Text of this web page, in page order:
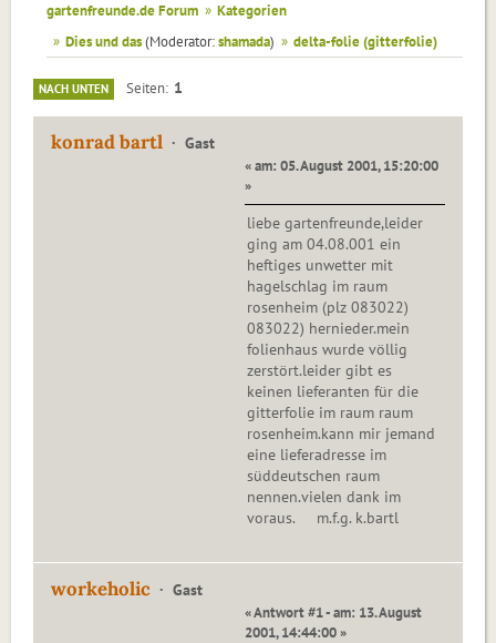
gartenfreunde.de Forum » Kategorien
» Dies und das(Moderator:shamada) » delta-folie (gitterfolie)
NACH UNTEN Seiten 1
konrad bartl Gast
« am: 05. August 2001, 15:20:00
»
liebe gartenfreunde,leider
ging am 04.08.001 ein
heftiges unwetter mit
hagelschlag im raum
rosenheim (plz 083022)
083022) hernieder.mein
folienhaus wurde völlig
zerstört.leider gibt es
keinen lieferanten für die
gitterfolie im raum raum
rosenheim.kann mir jemand
eine lieferadresse im
süddeutschen raum
nennen.vielen dank im
voraus. m.f.g. k.bartl
workeholic Gast
« Antwort #1 - am: 13. August
2001, 14:44:00 »